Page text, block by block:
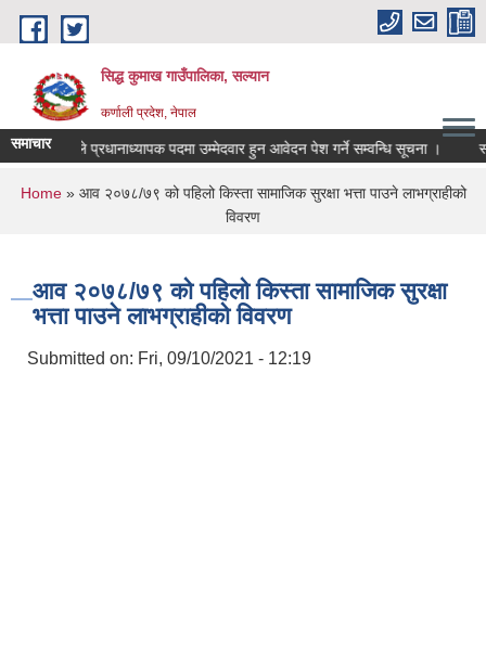
Skip to main content
सिद्ध कुमाख गाउँपालिका, सल्यान
कर्णाली प्रदेश, नेपाल
समाचार
शिक्षकहरुले प्रधानाध्यापक पदमा उम्मेदवार हुन आवेदन पेश गर्ने सम्वन्धि सूचना ।
You are here
Home» आव २०७८/७९ को पहिलो किस्ता सामाजिक सुरक्षा भत्ता पाउने लाभग्राहीको
विवरण
आव २०७८/७९ को पहिलो किस्ता सामाजिक सुरक्षा
भत्ता पाउने लाभग्राहीको विवरण
Submitted on: Fri, 09/10/2021 - 12:19